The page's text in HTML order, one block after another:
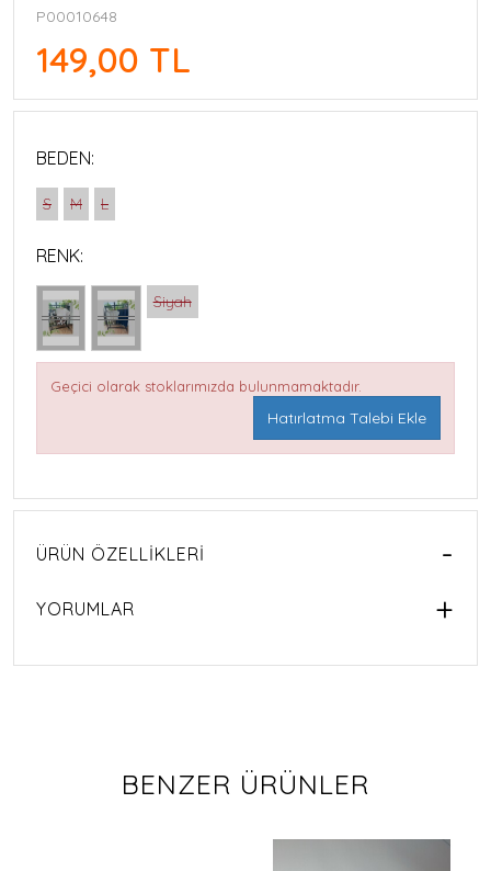
P00010648
149,00 TL
BEDEN:
S M L
RENK:
Siyah
Geçici olarak stoklarımızda bulunmamaktadır.
Hatırlatma Talebi Ekle
ÜRÜN ÖZELLIKLERI
YORUMLAR
BENZER ÜRÜNLER